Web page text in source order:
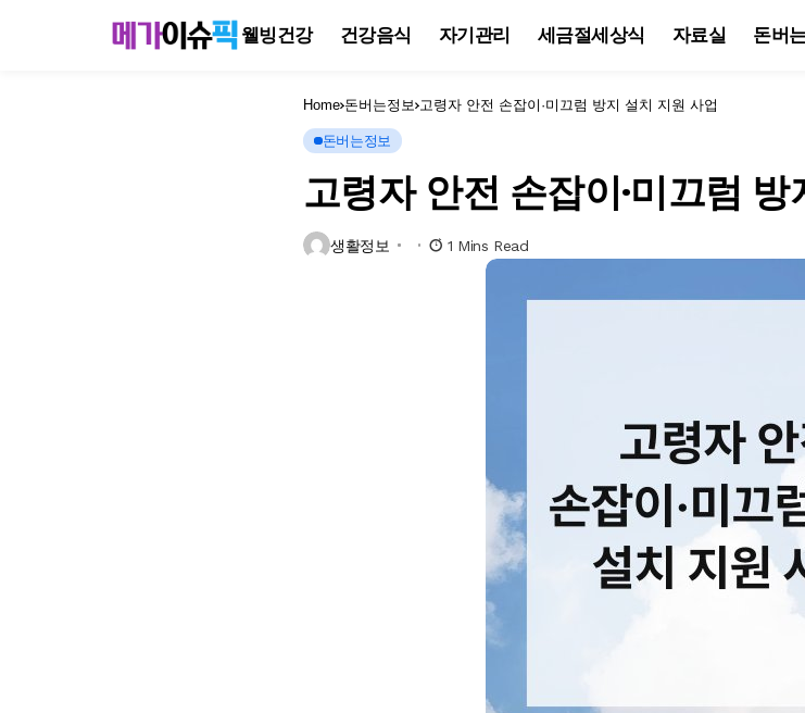
웰빙건강 건강음식 자기관리 세금절세상식 자료실 돈버
Home 돈버는정보 고령자 안전 손잡이·미끄럼 방지 설치 지원 사업
돈버는정보
고령자 안전 손잡이·미끄럼
생활정보 1 Mins Read